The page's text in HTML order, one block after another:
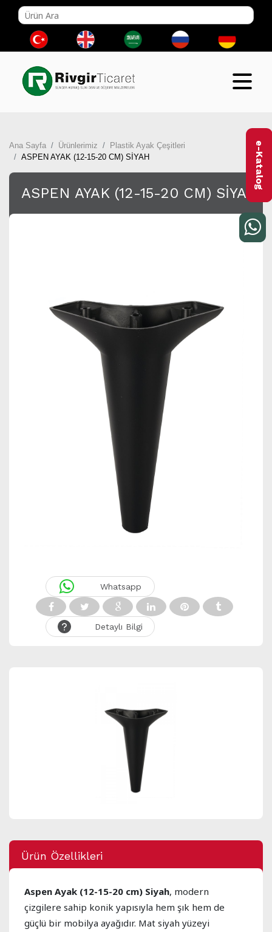
Ana Sayfa Ürünlerimiz
Plastik Ayak Çeşitleri
ASPEN AYAK (12-15-20 CM) SİYAH
ASPEN AYAK (12-15-20 CM) SİYAH
Whatsapp
Detaylı Bilgi
Ürün Özellikleri
Aspen Ayak (12-15-20 cm) Siyah, modern
çizgilere sahip konik yapısıyla hem şık hem de
güçlü bir mobilya ayağıdır. Mat siyah yüzeyi
e-Katalog